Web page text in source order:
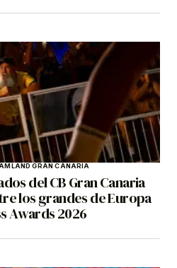
GRAN CANARIA
del CB Gran Canaria
los grandes de Europa
Awards 2026